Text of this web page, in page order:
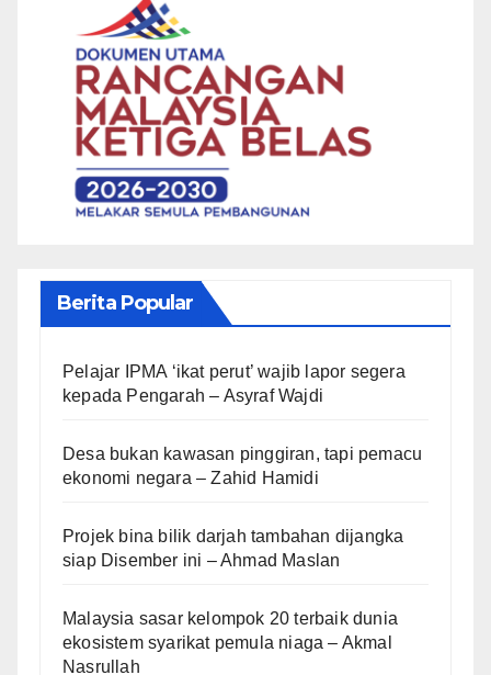
Berita Popular
Pelajar IPMA ‘ikat perut’ wajib lapor segera
kepada Pengarah – Asyraf Wajdi
Desa bukan kawasan pinggiran, tapi pemacu
ekonomi negara – Zahid Hamidi
Projek bina bilik darjah tambahan dijangka
siap Disember ini – Ahmad Maslan
Malaysia sasar kelompok 20 terbaik dunia
ekosistem syarikat pemula niaga – Akmal
Nasrullah